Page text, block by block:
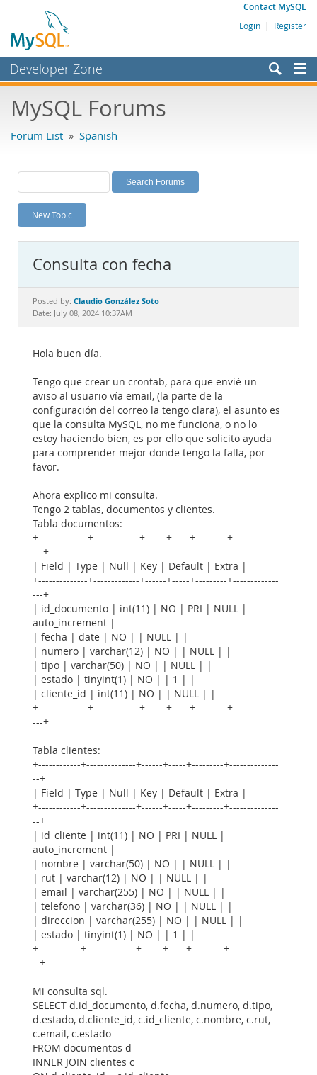
Contact MySQL
Login | Register
Developer Zone
Bugs
Labs
Planet MySQL
News and Events
MySQL.com
Downloads
Documentation
MySQL Forums
Forum List » Spanish
New Topic
Consulta con fecha
Posted by: Claudio González Soto
Date: July 08, 2024 10:37AM
Hola buen día.
Tengo que crear un crontab, para que envié un
aviso al usuario vía email, (la parte de la
configuración del correo la tengo clara), el asunto es
que la consulta MySQL, no me funciona, o no lo
estoy haciendo bien, es por ello que solicito ayuda
para comprender mejor donde tengo la falla, por
favor.
Ahora explico mi consulta.
Tengo 2 tablas, documentos y clientes.
Tabla documentos:
+--------------+-------------+------+-----+---------+-------------
---+
| Field | Type | Null | Key | Default | Extra |
+--------------+-------------+------+-----+---------+-------------
---+
| id_documento | int(11) | NO | PRI | NULL |
auto_increment |
| fecha | date | NO | | NULL | |
| numero | varchar(12) | NO | | NULL | |
| tipo | varchar(50) | NO | | NULL | |
| estado | tinyint(1) | NO | | 1 | |
| cliente_id | int(11) | NO | | NULL | |
+--------------+-------------+------+-----+---------+-------------
---+
Tabla clientes:
+------------+--------------+------+-----+---------+--------------
--+
| Field | Type | Null | Key | Default | Extra |
+------------+--------------+------+-----+---------+--------------
--+
| id_cliente | int(11) | NO | PRI | NULL |
auto_increment |
| nombre | varchar(50) | NO | | NULL | |
| rut | varchar(12) | NO | | NULL | |
| email | varchar(255) | NO | | NULL | |
| telefono | varchar(36) | NO | | NULL | |
| direccion | varchar(255) | NO | | NULL | |
| estado | tinyint(1) | NO | | 1 | |
+------------+--------------+------+-----+---------+--------------
--+
Mi consulta sql.
SELECT d.id_documento, d.fecha, d.numero, d.tipo,
d.estado, d.cliente_id, c.id_cliente, c.nombre, c.rut,
c.email, c.estado
FROM documentos d
INNER JOIN clientes c